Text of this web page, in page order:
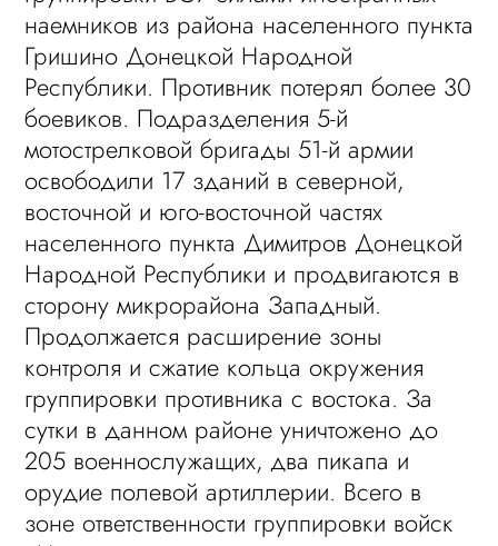
наемников из района населенного пункта
Гришино Донецкой Народной
Республики. Противник потерял более 30
боевиков. Подразделения 5-й
мотострелковой бригады 51-й армии
освободили 17 зданий в северной,
восточной и юго-восточной частях
населенного пункта Димитров Донецкой
Народной Республики и продвигаются в
сторону микрорайона Западный.
Продолжается расширение зоны
контроля и сжатие кольца окружения
группировки противника с востока. За
сутки в данном районе уничтожено до
205 военнослужащих, два пикапа и
орудие полевой артиллерии. Всего в
зоне ответственности группировки войск